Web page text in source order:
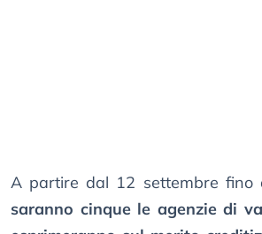
A partire dal 12 settembre fino
saranno cinque le agenzie di